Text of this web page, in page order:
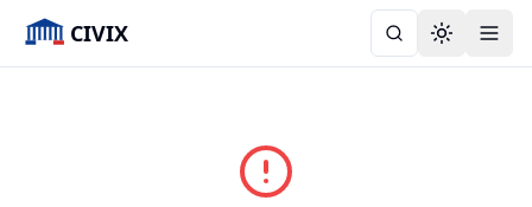
CIVIX Toggle